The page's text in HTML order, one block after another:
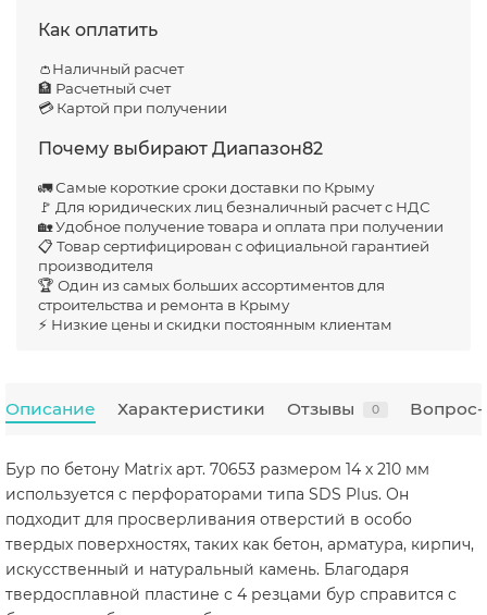
Как оплатить
👛Наличный расчет
🏦 Расчетный счет
💳 Картой при получении
Почему выбирают Диапазон82
🚛 Самые короткие сроки доставки по Крыму
🚩 Для юридических лиц безналичный расчет с НДС
🏡 Удобное получение товара и оплата при получении
📋 Товар сертифицирован с официальной гарантией
производителя
🏆 Один из самых больших ассортиментов для
строительства и ремонта в Крыму
⚡ Низкие цены и скидки постоянным клиентам
Описание Характеристики Отзывы 0 Вопрос-
Бур по бетону Matrix арт. 70653 размером 14 х 210 мм
используется с перфораторами типа SDS Plus. Он
подходит для просверливания отверстий в особо
твердых поверхностях, таких как бетон, арматура, кирпич,
искусственный и натуральный камень. Благодаря
твердосплавной пластине с 4 резцами бур справится с